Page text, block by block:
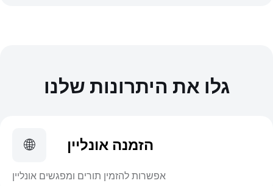
גלו את היתרונות שלנו
🌐 הזמנה אונליין
אפשרות להזמין תורים ומפגשים אונליין